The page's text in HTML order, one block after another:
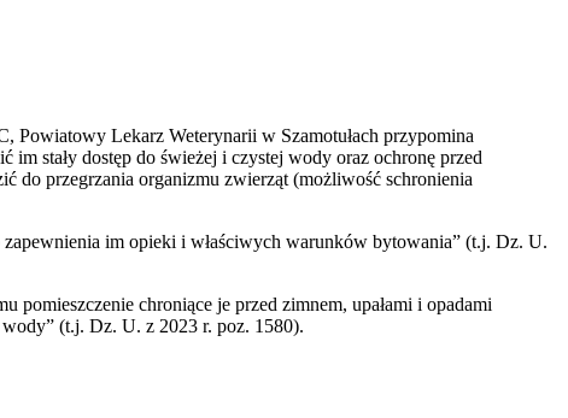
Powiatowy Lekarz Weterynarii w Szamotułach przypomina
stały dostęp do świeżej i czystej wody oraz ochronę przed
do przegrzania organizmu zwierząt (możliwość schronienia
im opieki i właściwych warunków bytowania” (t.j. Dz. U.
chroniące je przed zimnem, upałami i opadami
wody” (t.j. Dz. U. z 2023 r. poz. 1580).